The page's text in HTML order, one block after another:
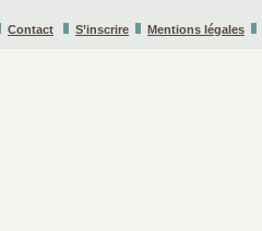
Contact S’inscrire Mentions légales